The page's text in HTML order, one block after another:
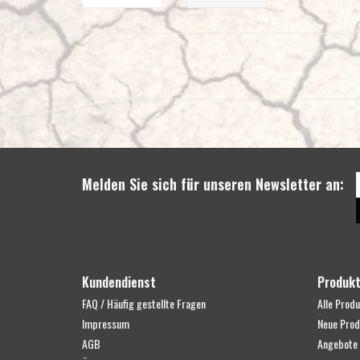
Melden Sie sich für unseren Newsletter an:
Kundendienst
FAQ / Häufig gestellte Fragen
Impressum
AGB
Alle
Neue
Angebote